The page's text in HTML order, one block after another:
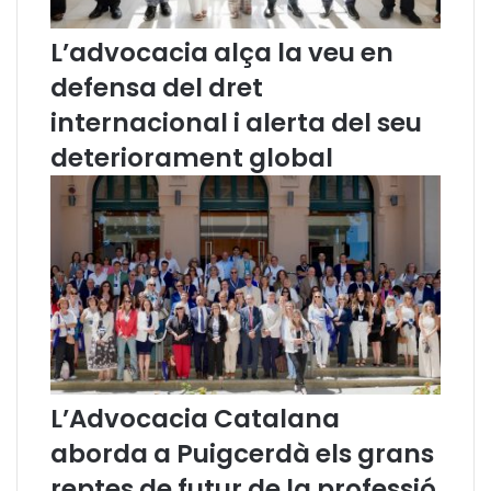
b
e
t
a
t
d
x
p
r
e
s
s
i
ó
t
t
e
x
p
l
o
t
a
c
i
ó
s
e
u
a
l
L’advocacia alça la veu en
defensa del dret
internacional i alerta del seu
deteriorament global
L’Advocacia Catalana
aborda a Puigcerdà els grans